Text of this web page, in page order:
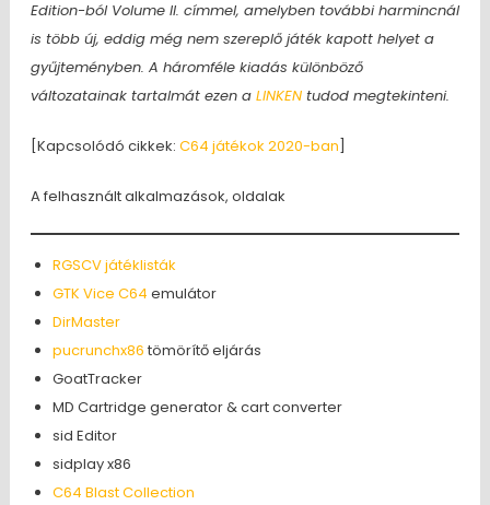
Edition-ból Volume II. címmel, amelyben további harmincnál
is több új, eddig még nem szereplő játék kapott helyet a
gyűjteményben. A háromféle kiadás különböző
változatainak tartalmát ezen a LINKENtudod megtekinteni.
[Kapcsolódó cikkek: C64 játékok 2020-ban
A felhasznált alkalmazások, oldalak
RGSCV játéklisták
GTK Vice C64 emulátor
DirMaster
pucrunchx86 tömörítő eljárás
GoatTracker
MD Cartridge generator & cart converter
sid Editor
sidplay x86
C64 Blast Collection